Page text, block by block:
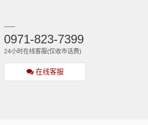
0971-823-7399
24小时在线客服(仅收市话费)
在线客服